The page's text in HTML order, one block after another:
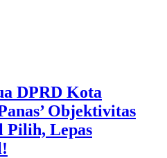
DPRD Kota
Objektivitas
Pilih, Lepas